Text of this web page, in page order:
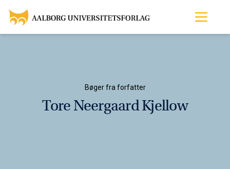
Bøger fra forfatter
Tore Neergaard Kjellow